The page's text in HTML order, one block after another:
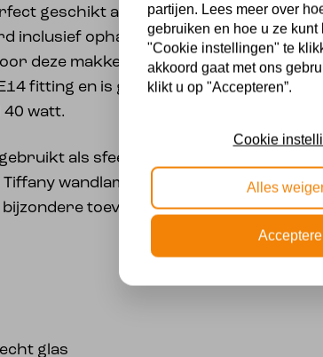
geschikt als wandlamp. De
inclusief ophanging, draad en
deze makkelijk te installeren is.
fitting en is geschikt voor een
40 watt.
als sfeerverlichting of als
wandlamp uit de Yesterday
toevoeging zijn aan jouw
glas
partijen. Lees meer over
gebruiken en hoe u ze kunt
"Cookie instellingen" te
akkoord gaat met ons
klikt u op "Accepteren”.
Cookie
Alles